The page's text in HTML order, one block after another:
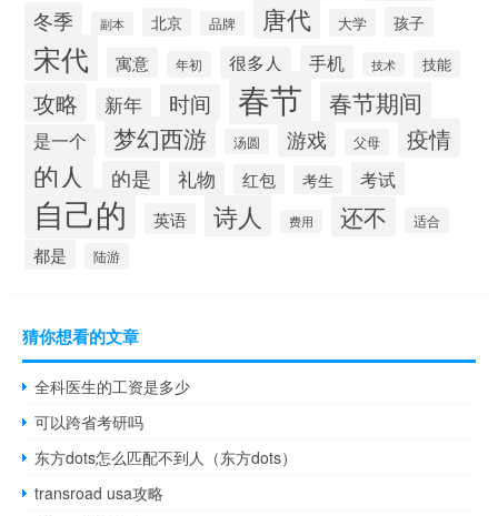
冬季 副本 北京 品牌 唐代 大学 孩子
宋代 寓意 年初 很多人 手机 技术 技能
攻略 新年 时间 春节 春节期间
是一个 梦幻西游 汤圆 游戏 父母 疫情
的人 的是 礼物 红包 考生 考试
自己的 英语 诗人 费用 还不 适合
都是 陆游
猜你想看的文章
全科医生的工资是多少
可以跨省考研吗
东方dots怎么匹配不到人（东方dots）
transroad usa攻略